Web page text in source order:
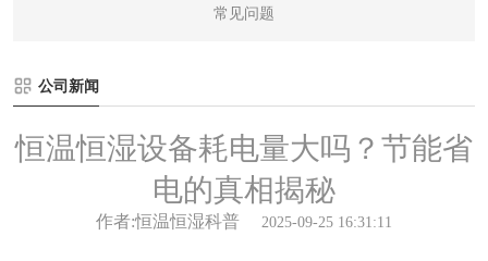
常见问题
公司新闻
恒温恒湿设备耗电量大吗？节能省
电的真相揭秘
作者:恒温恒湿科普 2025-09-25 16:31:11